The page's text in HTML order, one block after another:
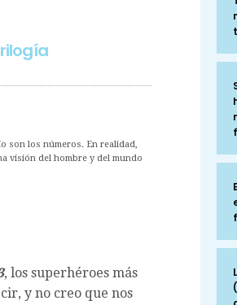
son los números. En realidad,
visión del hombre y del mundo
, los superhéroes más
y no creo que nos